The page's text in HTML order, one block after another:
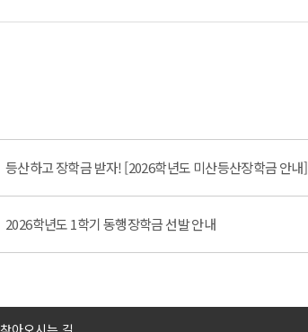
등산하고 장학금 받자! [2026학년도 미산등산장학금 안내]
2026학년도 1학기 동행장학금 선발 안내